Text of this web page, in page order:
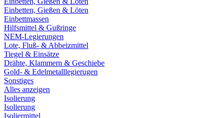
Einbetten, Gießen & Löten
Einbettmassen
Hilfsmittel & Gußringe
NEM-Legierungen
Lote, Fluß- & Abbeizmittel
Tiegel & Einsätze
Drähte, Klammern & Geschiebe
Gold- & Edelmetalllegierugen
Sonstiges
Alles anzeigen
Isolierung
Isolierung
Isoliermittel